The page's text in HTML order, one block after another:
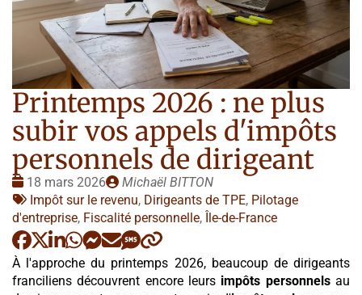
Printemps 2026 : ne plus
subir vos appels d'impôts
personnels de dirigeant
Date
:
18 mars 2026
Publié
par
Michaël BITTON
Tags
:
Impôt sur le revenu, Dirigeants de TPE, Pilotage
d'entreprise, Fiscalité personnelle, Île-de-France
À l'approche du printemps 2026, beaucoup de dirigeants
franciliens découvrent encore leurs impôts personnelsau